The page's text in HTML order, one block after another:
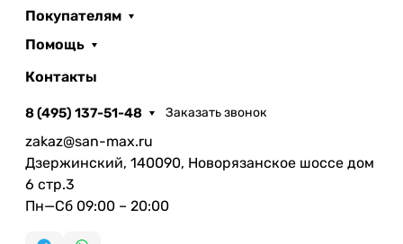
Покупателям
Помощь
Контакты
8 (495) 137-51-48 Заказать звонок
zakaz@san-max.ru
Дзержинский, 140090, Новорязанское шоссе дом
6 стр.3
Пн—Сб 09:00 – 20:00